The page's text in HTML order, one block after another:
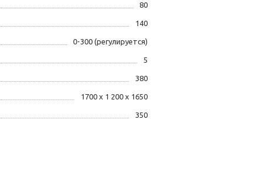
80
140
0-300 (регулируется)
5
380
1700 х 1 200 х 1650
350